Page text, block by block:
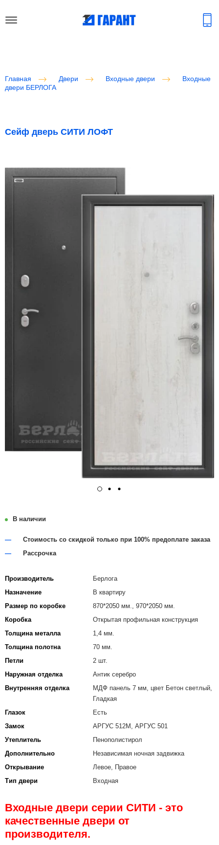
Главная Двери Входные двери
Входные
двери БЕРЛОГА
Сейф дверь СИТИ ЛОФТ
В наличии
Стоимость со скидкой только при 100% предоплате заказа
Рассрочка
Производитель
Берлога
Назначение
В квартиру
Размер по коробке
870*2050 мм., 970*2050 мм.
Коробка
Открытая профильная конструкция
Толщина металла
1,4 мм.
Толщина полотна
70 мм.
Петли
2 шт.
Наружная отделка
Антик серебро
Внутренняя отделка
МДФ панель 7 мм, цвет Бетон светлый,
Гладкая
Глазок
Есть
Замок
АРГУС 512М, АРГУС 501
Утеплитель
Пенополистирол
Дополнительно
Независимая ночная задвижка
Открывание
Левое, Правое
Тип двери
Входная
Входные двери серии СИТИ - это
качественные двери от
производителя.